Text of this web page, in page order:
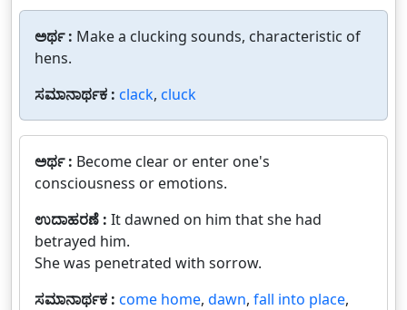
ಅರ್ಥ : Make a clucking sounds, characteristic of
hens.
ಸಮಾನಾರ್ಥಕ : clack, cluck
ಅರ್ಥ : Become clear or enter one's
consciousness or emotions.
ಉದಾಹರಣೆ : It dawned on him that she had
betrayed him.
She was penetrated with sorrow.
ಸಮಾನಾರ್ಥಕ : come home, dawn, fall into place,